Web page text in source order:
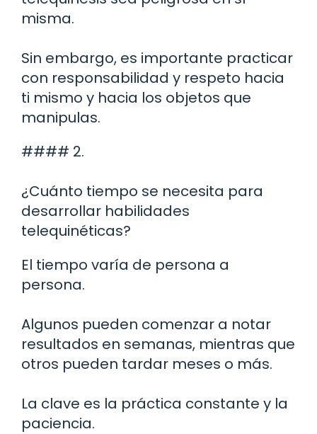
misma.
Sin embargo, es importante practicar
con responsabilidad y respeto hacia
ti mismo y hacia los objetos que
manipulas.
#### 2.
¿Cuánto tiempo se necesita para
desarrollar habilidades
telequinéticas?
El tiempo varía de persona a
persona.
Algunos pueden comenzar a notar
resultados en semanas, mientras que
otros pueden tardar meses o más.
La clave es la práctica constante y la
paciencia.